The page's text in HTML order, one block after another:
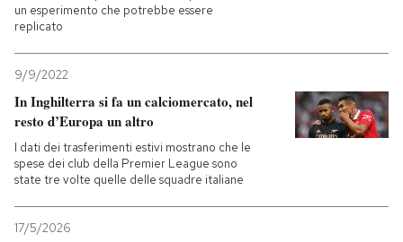
un esperimento che potrebbe essere
replicato
9/9/2022
In Inghilterra si fa un calciomercato, nel
resto d’Europa un altro
I dati dei trasferimenti estivi mostrano che le
spese dei club della Premier League sono
state tre volte quelle delle squadre italiane
17/5/2026